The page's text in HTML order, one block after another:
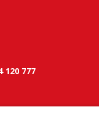
120 777